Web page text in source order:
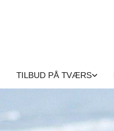
TILBUD PÅ TVÆRS